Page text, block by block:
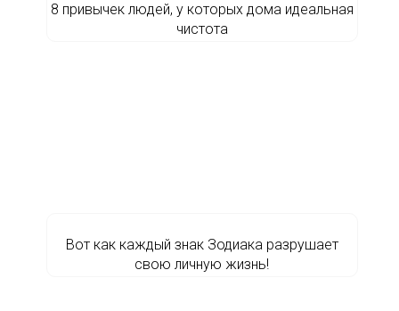
8 привычек людей, у которых дома идеальная
чистота
Вот как каждый знак Зодиака разрушает
свою личную жизнь!